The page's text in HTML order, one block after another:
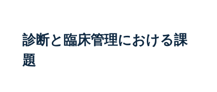
診断と臨床管理における課
題